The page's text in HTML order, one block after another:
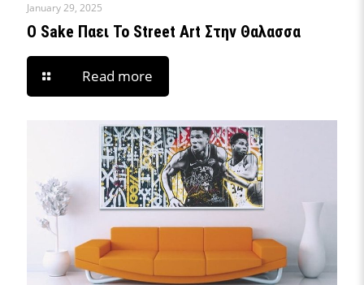
January 29, 2025
O Sake Παει Το Street Art Στην Θαλασσα
Read more